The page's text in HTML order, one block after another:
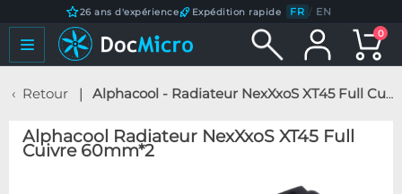
26 ans d'expérience Expédition rapide FR / EN
0
Retour Alphacool - Radiateur NexXxoS XT45 Full Cuivre 60mm*2
Alphacool Radiateur NexXxoS XT45 Full
Cuivre 60mm*2